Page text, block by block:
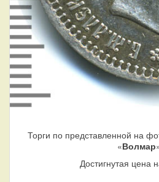
Торги по представленной на
«Волмар
Достигнутая цена